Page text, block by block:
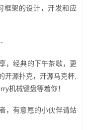
框架的设计，开发和应
，经典的下午茶歇，更
开源扑克，开源马克杯,
机械键盘等着你！
，有意愿的小伙伴请站